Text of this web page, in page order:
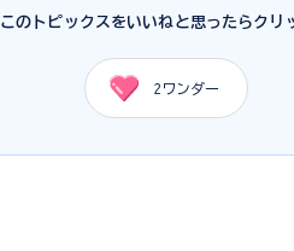
このトピックスをいいねと思ったらクリ
2 ワンダー